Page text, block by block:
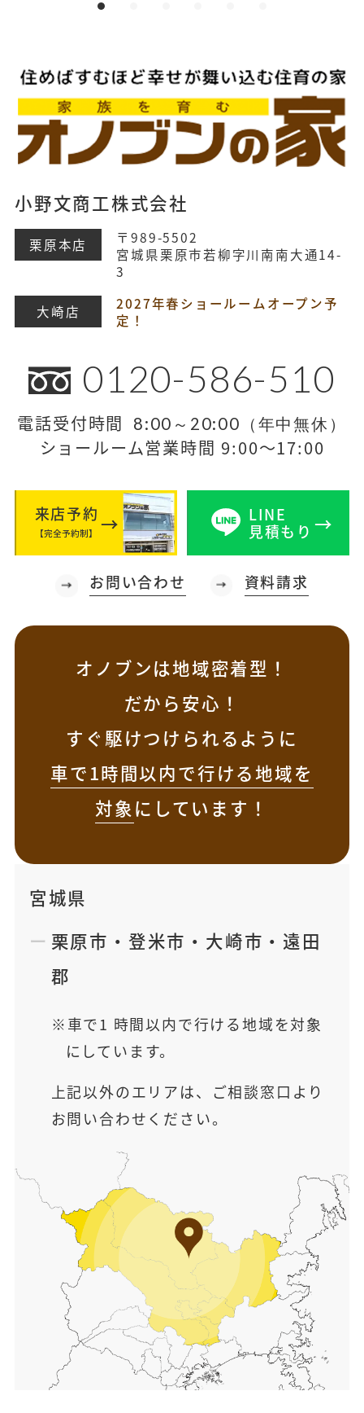
小野文商工株式会社
栗原本店
〒989-5502
宮城県栗原市若柳字川南南大通14-
3
大崎店
2027年春ショールームオープン予
定！
0120-586-510
電話受付時間 8:00～20:00（年中無休）
ショールーム営業時間 9:00～17:00
来店予約
【完全予約制】
LINE
見積もり
お問い合わせ 資料請求
オノブンは地域密着型！
だから安心！
すぐ駆けつけられるように
車で1時間以内で行ける地域を
対象にしています！
宮城県
栗原市 ・ 登米市 ・ 大崎市 ・ 遠田
郡
車で1 時間以内で行ける地域を対象
にしています。
上記以外のエリアは、ご相談窓口より
お問い合わせください。